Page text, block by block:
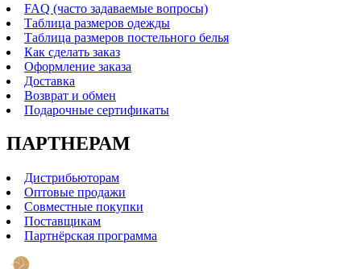
FAQ (часто задаваемые вопросы)
Таблица размеров одежды
Таблица размеров постельного белья
Как сделать заказ
Оформление заказа
Доставка
Возврат и обмен
Подарочные сертификаты
ПАРТНЕРАМ
Дистрибьюторам
Оптовые продажи
Совместные покупки
Поставщикам
Партнёрская программа